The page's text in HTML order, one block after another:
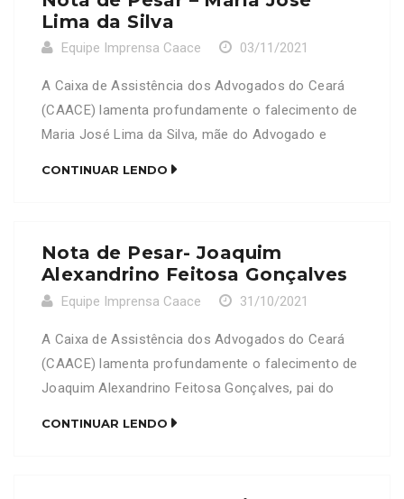
Lima da Silva
Equipe Imprensa Caace 03/11/2021
A Caixa de Assistência dos Advogados do Ceará
(CAACE) lamenta profundamente o falecimento de
Maria José Lima da Silva, mãe do Advogado e
CONTINUAR LENDO
Nota de Pesar- Joaquim
Alexandrino Feitosa Gonçalves
Equipe Imprensa Caace 31/10/2021
A Caixa de Assistência dos Advogados do Ceará
(CAACE) lamenta profundamente o falecimento de
Joaquim Alexandrino Feitosa Gonçalves, pai do
CONTINUAR LENDO